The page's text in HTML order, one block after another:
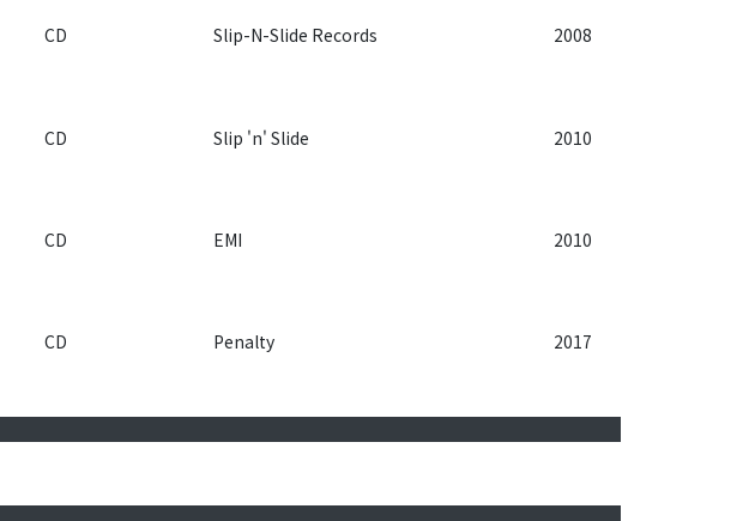
CD Slip-N-Slide Records 2008
CD Slip 'n' Slide 2010
CD EMI 2010
CD Penalty 2017